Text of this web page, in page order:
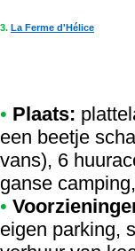
3. La Ferme d'Hélice
• Plaats:
een beetje
vans), 6
ganse
•
eigen parking,